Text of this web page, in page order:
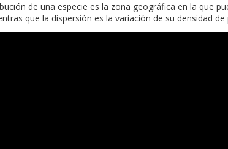
de una especie es la zona geográfica en la que
que la dispersión es la variación de su densidad de